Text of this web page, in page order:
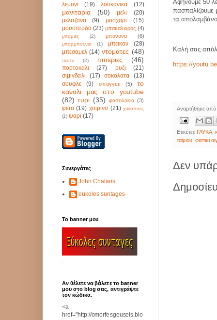
Αφήνουμε 50
πασπαλίζουμε
τα
Καλή σας
https://
Αναρτήθηκε
Ετικέτες ΓΛΥΚΑ ,
ταψιου ,φιστικι
Δεν
λεμονι
(19) λουκανικα (12)
μανιταρια (50) μελι
(20)
μελιτζανα
(9) μοσχαρι
(15)
μουσταρδα (23) μπακαλιαρος (4)
μπαμιες (2) μπανανα (6)
μπαρμπουνια (1) μπεικον
(28)
μπεσαμελ (14) ντοματες (48)
πεστο (2) πιπεριες (46)
πορτοκαλι (27) ρυζι
(21)
σιμιγδαλι
(17) σοκολατα
(13)
σουφλε
(9) σπαγγετι (5)
το
καναλι μας στο youtube
(82) τυρι (35) φασολακια (3)
φετα (19) χοιρινο (21) χυλοπιτες
(1) ψαρι (17)
Συνεργάτες
John Chalaris
eukoles suntages
Το banner μου
-
Αν θέλετε να βάλετε το banner
μου στο blog σας, αντιγράψτε
τον κώδικα.
<a
href="http://omorfesgeuseis.blo